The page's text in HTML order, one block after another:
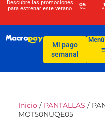
Descubre las promociones
para estrenar este verano
05
Días
Mi pago
semanal
Menú
Inicio / PANTALLAS /
MOT50NUQE05